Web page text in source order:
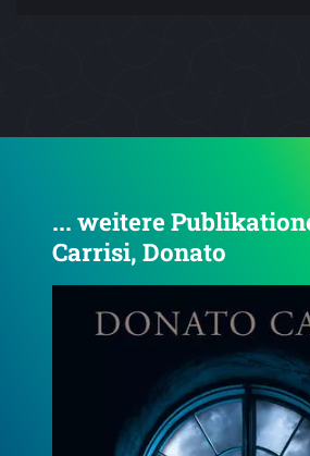
... weitere
Carrisi, Donato